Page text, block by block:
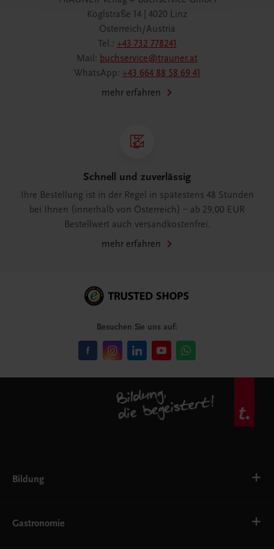
Köglstraße 14 | 4020 Linz
Österreich/Austria
Tel.: +43 732 778241
Mail: buchservice@trauner.at
WhatsApp: +43 664 88 58 69 41
mehr erfahren
Schnell und zuverlässig
Ihre Bestellung ist in der Regel in spätestens 48 Stunden
bei Ihnen (innerhalb von Österreich) – ab 29,00 EUR
Bestellwert auch versandkostenfrei.
mehr erfahren
Besuchen Sie uns auf:
Bildung
AHS
Gastronomie